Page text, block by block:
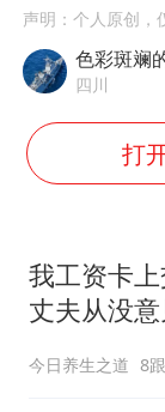
声明：个人原创，
色彩斑斓
四川
打
我工资卡上
丈夫从没
今日养生之道 8